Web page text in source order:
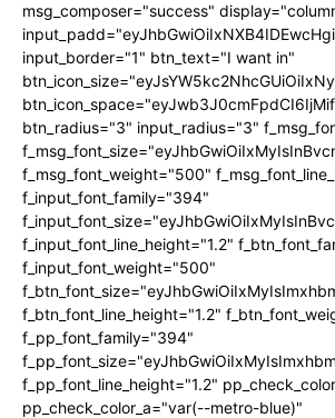
msg_composer="success"
input_border="1" btn_text="I want in"
btn_radius="3" input_radius="3"
f_msg_font_weight="500"
f_input_font_family="394"
f_input_font_line_height="1.2"
f_input_font_weight="500"
f_btn_font_line_height="1.2"
f_pp_font_family="394"
f_pp_font_line_height="1.2"
pp_check_color_a="var(--metro-blue)"